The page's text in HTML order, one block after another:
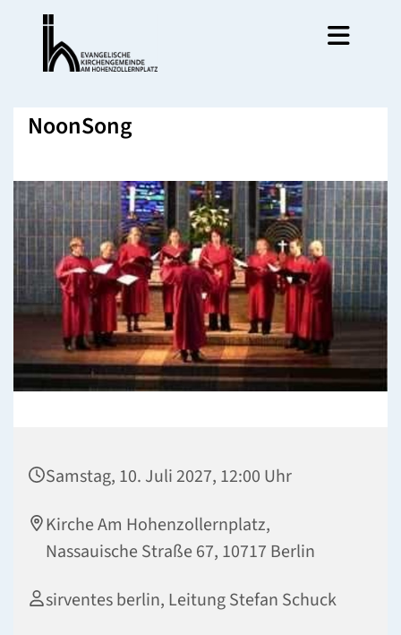
NoonSong
Samstag, 10. Juli 2027, 12:00 Uhr
Kirche Am Hohenzollernplatz,
Nassauische Straße 67, 10717 Berlin
sirventes berlin, Leitung Stefan Schuck